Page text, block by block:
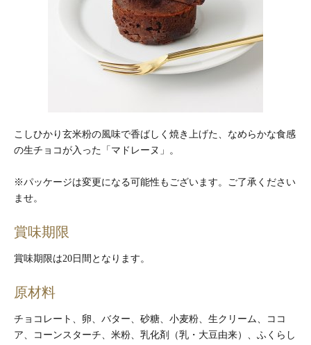
こしひかり玄米粉の風味で香ばしく焼き上げた、なめらかな食感
の生チョコが入った「マドレーヌ」。
※パッケージは変更になる可能性もございます。ご了承ください
ませ。
賞味期限
賞味期限は20日間となります。
原材料
チョコレート、卵、バター、砂糖、小麦粉、生クリーム、ココ
ア、コーンスターチ、米粉、乳化剤（乳・大豆由来）、ふくらし